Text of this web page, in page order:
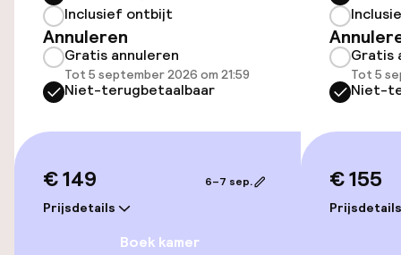
locatie
Fietsverhuur
Voor toegankelijkheid
geoptimaliseerde kamers beschikbaar
Inclusief ontbijt
Annuleren
Gratis annuleren
Tot 5 september 2026 om 21:59
Niet-terugbetaalbaar
€ 149
Prijsdetails
6–7 sep.
Boek kamer
Gratis
Tot 5
Niet-
€ 155
Prijsdetails